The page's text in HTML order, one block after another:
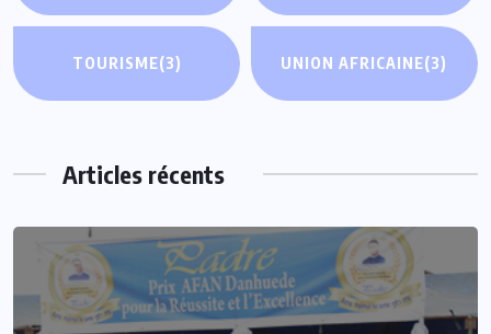
TOURISME(3) UNION AFRICAINE(3)
Articles récents